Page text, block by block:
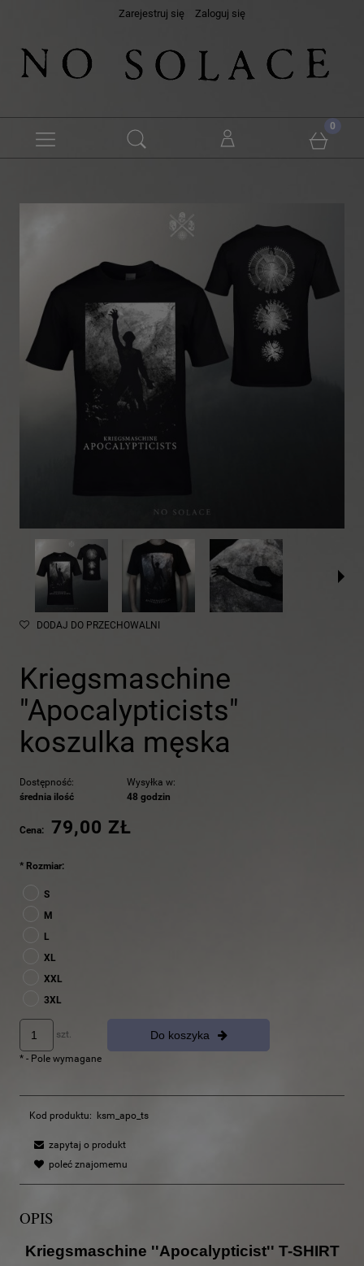
Zarejestruj się Zaloguj się
DODAJ DO PRZECHOWALNI
Kriegsmaschine
"Apocalypticists"
koszulka męska
Dostępność:
średnia ilość
Wysyłka w:
48 godzin
Cena: 79,00 ZŁ
* Rozmiar:
S
M
L
XL
XXL
3XL
szt. Do koszyka
* - Pole wymagane
Kod produktu: ksm_apo_ts
zapytaj o produkt
poleć znajomemu
OPIS
Kriegsmaschine ''Apocalypticist'' T-SHIRT